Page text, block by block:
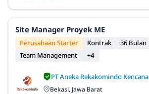
Site Manager Proyek ME
Perusahaan Starter
Kontrak 36 Bulan
Team Management
+4
PT Aneka Rekakomindo Kencana
Bekasi, Jawa Barat